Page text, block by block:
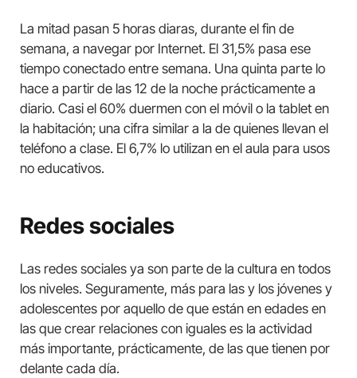
La mitad pasan 5 horas diaras, durante el fin de
semana, a navegar por Internet. El 31,5% pasa ese
tiempo conectado entre semana. Una quinta parte lo
hace a partir de las 12 de la noche prácticamente a
diario. Casi el 60% duermen con el móvil o la tablet en
la habitación; una cifra similar a la de quienes llevan el
teléfono a clase. El 6,7% lo utilizan en el aula para usos
no educativos.
Redes sociales
Las redes sociales ya son parte de la cultura en todos
los niveles. Seguramente, más para las y los jóvenes y
adolescentes por aquello de que están en edades en
las que crear relaciones con iguales es la actividad
más importante, prácticamente, de las que tienen por
delante cada día.